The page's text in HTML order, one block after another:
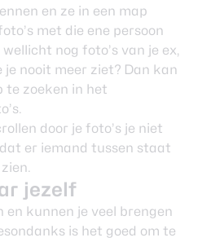
en ze in een map
met die ene persoon
nog foto’s van je ex,
nooit meer ziet? Dan kan
te zoeken in het
door je foto’s je niet
er iemand tussen staat
jezelf
en kunnen je veel brengen
is het goed om te